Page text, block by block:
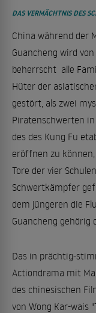
DAS VERMÄCHTNIS DES
China während der
Guancheng wird
beherrscht  alle
Hüter der
gestört, als zwei
Piratenschwerten
des des Kung Fu
eröffnen zu
Tore der vier
Schwertkämpfer
dem jüngeren die
Guancheng gehörig
Das in prächtig-
Actiondrama mit
des chinesischen
von Wong Kar-wais